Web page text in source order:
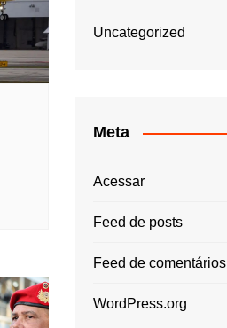
Uncategorized
Meta
Acessar
Feed de posts
Feed de comentários
WordPress.org